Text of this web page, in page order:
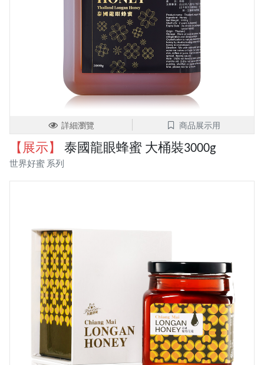
詳細瀏覽 商品展示用
【展示】 泰國龍眼蜂蜜 大桶裝3000g
世界好蜜 系列